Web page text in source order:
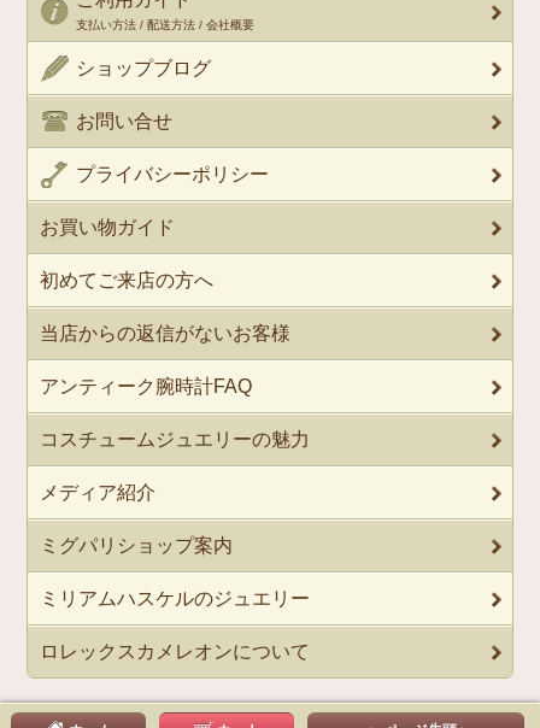
支払い方法 / 配送方法 / 会社概要
ショップブログ
お問い合せ
プライバシーポリシー
お買い物ガイド
初めてご来店の方へ
当店からの返信がないお客様
アンティーク腕時計FAQ
コスチュームジュエリーの魅力
メディア紹介
ミグパリショップ案内
ミリアムハスケルのジュエリー
ロレックスカメレオンについて